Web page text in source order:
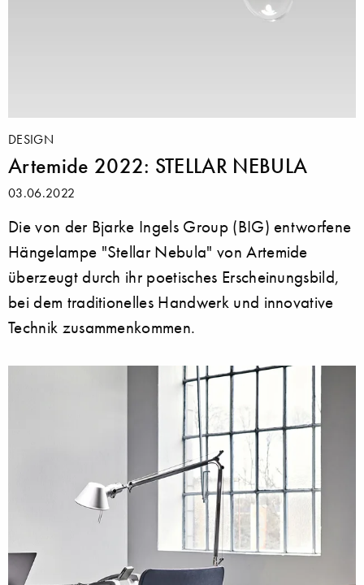
DESIGN
Artemide 2022: STELLAR NEBULA
03.06.2022
Die von der Bjarke Ingels Group (BIG) entworfene
Hängelampe "Stellar Nebula" von Artemide
überzeugt durch ihr poetisches Erscheinungsbild,
bei dem traditionelles Handwerk und innovative
Technik zusammenkommen.